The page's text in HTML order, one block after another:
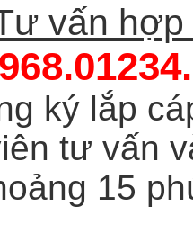
vấn hợp
ký lắp
tư vấn
15